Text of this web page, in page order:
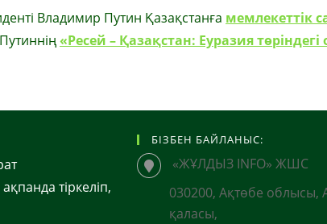
Владимир Путин Қазақстанға мемлекеттік
«Ресей – Қазақстан: Еуразия төріндегі
тіркеліп,
БІЗБЕН БАЙЛАНЫС:
«ЖҰЛДЫЗ INFO» ЖШС
030200, Ақтөбе облысы,
қаласы,